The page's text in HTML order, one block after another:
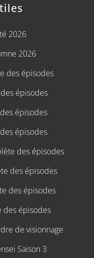
2026
2026
des épisodes
épisodes
épisodes
épisodes
des épisodes
des épisodes
des épisodes
des épisodes
de visionnage
Saison 3